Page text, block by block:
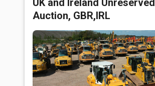
UK and Ireland Unreserved
Auction, GBR,IRL